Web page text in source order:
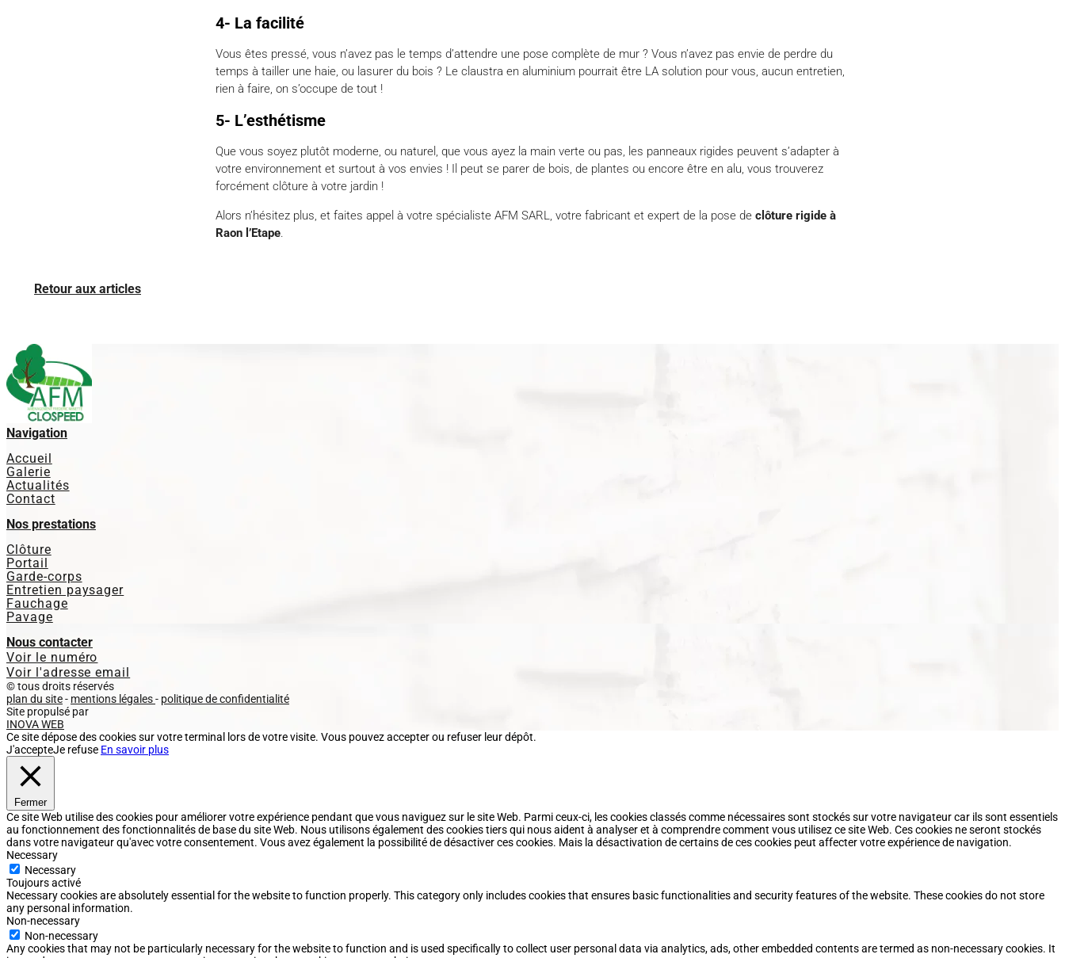
4- La facilité
Vous êtes pressé, vous n’avez pas le temps d’attendre une pose complète de mur ? Vous n’avez pas envie de perdre du
temps à tailler une haie, ou lasurer du bois ? Le claustra en aluminium pourrait être LA solution pour vous, aucun entretien,
rien à faire, on s’occupe de tout !
5- L’esthétisme
Que vous soyez plutôt moderne, ou naturel, que vous ayez la main verte ou pas, les panneaux rigides peuvent s’adapter à
votre environnement et surtout à vos envies ! Il peut se parer de bois, de plantes ou encore être en alu, vous trouverez
forcément clôture à votre jardin !
Alors n’hésitez plus, et faites appel à votre spécialiste AFM SARL, votre fabricant et expert de la pose de clôture rigide à
Raon l’Etape.
Retour aux articles
Navigation
Accueil
Galerie
Actualités
Contact
Nos prestations
Clôture
Portail
Garde-corps
Entretien paysager
Fauchage
Pavage
Nous contacter
Voir le numéro
Voir l'adresse email
© tous droits réservés
plan du site- mentions légales- politique de confidentialité
Site propulsé par
INOVA WEB
Ce site dépose des cookies sur votre terminal lors de votre visite. Vous pouvez accepter ou refuser leur dépôt.
J'accepteJe refuse En savoir plus
Fermer
Ce site Web utilise des cookies pour améliorer votre expérience pendant que vous naviguez sur le site Web. Parmi ceux-ci, les cookies classés comme nécessaires sont stockés sur votre navigateur car ils sont essentiels
au fonctionnement des fonctionnalités de base du site Web. Nous utilisons également des cookies tiers qui nous aident à analyser et à comprendre comment vous utilisez ce site Web. Ces cookies ne seront stockés
dans votre navigateur qu'avec votre consentement. Vous avez également la possibilité de désactiver ces cookies. Mais la désactivation de certains de ces cookies peut affecter votre expérience de navigation.
Necessary
Necessary
Toujours activé
Necessary cookies are absolutely essential for the website to function properly. This category only includes cookies that ensures basic functionalities and security features of the website. These cookies do not store
any personal information.
Non-necessary
Non-necessary
Any cookies that may not be particularly necessary for the website to function and is used specifically to collect user personal data via analytics, ads, other embedded contents are termed as non-necessary cookies. It